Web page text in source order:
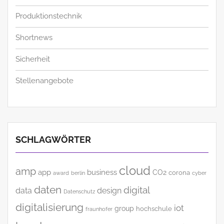
Produktionstechnik
Shortnews
Sicherheit
Stellenangebote
SCHLAGWÖRTER
amp app award berlin business cloud CO2 corona cyber
data daten Datenschutz design digital
digitalisierung fraunhofer group hochschule iot